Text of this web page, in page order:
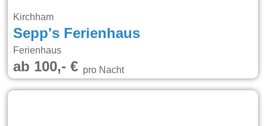
Kirchham
Sepp's Ferienhaus
Ferienhaus
ab 100,- €pro Nacht